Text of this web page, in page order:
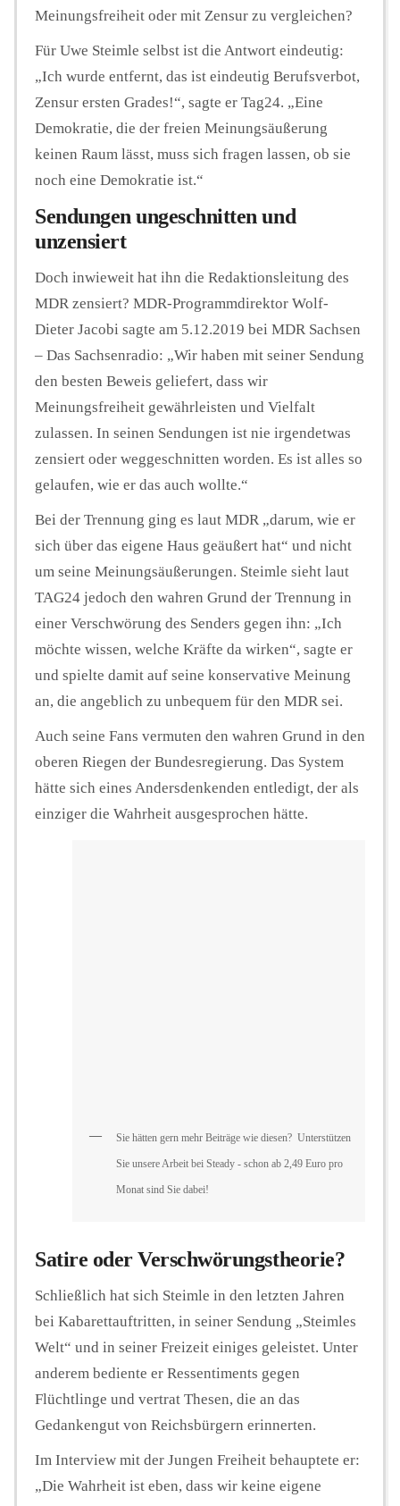
Meinungsfreiheit oder mit Zensur zu vergleichen?
Für Uwe Steimle selbst ist die Antwort eindeutig:
„Ich wurde entfernt, das ist eindeutig Berufsverbot,
Zensur ersten Grades!“, sagte er Tag24. „Eine
Demokratie, die der freien Meinungsäußerung
keinen Raum lässt, muss sich fragen lassen, ob sie
noch eine Demokratie ist.“
Sendungen ungeschnitten und
unzensiert
Doch inwieweit hat ihn die Redaktionsleitung des
MDR zensiert? MDR-Programmdirektor Wolf-
Dieter Jacobi sagte am 5.12.2019 bei MDR Sachsen
– Das Sachsenradio: „Wir haben mit seiner Sendung
den besten Beweis geliefert, dass wir
Meinungsfreiheit gewährleisten und Vielfalt
zulassen. In seinen Sendungen ist nie irgendetwas
zensiert oder weggeschnitten worden. Es ist alles so
gelaufen, wie er das auch wollte.“
Bei der Trennung ging es laut MDR „darum, wie er
sich über das eigene Haus geäußert hat“ und nicht
um seine Meinungsäußerungen. Steimle sieht laut
TAG24 jedoch den wahren Grund der Trennung in
einer Verschwörung des Senders gegen ihn: „Ich
möchte wissen, welche Kräfte da wirken“, sagte er
und spielte damit auf seine konservative Meinung
an, die angeblich zu unbequem für den MDR sei.
Auch seine Fans vermuten den wahren Grund in den
oberen Riegen der Bundesregierung. Das System
hätte sich eines Andersdenkenden entledigt, der als
einziger die Wahrheit ausgesprochen hätte.
Sie hätten gern mehr Beiträge wie diesen? Unterstützen
Sie unsere Arbeit bei Steady - schon ab 2,49 Euro pro
Monat sind Sie dabei!
Satire oder Verschwörungstheorie?
Schließlich hat sich Steimle in den letzten Jahren
bei Kabarettauftritten, in seiner Sendung „Steimles
Welt“ und in seiner Freizeit einiges geleistet. Unter
anderem bediente er Ressentiments gegen
Flüchtlinge und vertrat Thesen, die an das
Gedankengut von Reichsbürgern erinnerten.
Im Interview mit der Jungen Freiheit behauptete er:
„Die Wahrheit ist eben, dass wir keine eigene